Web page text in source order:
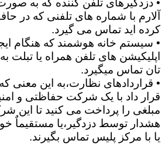
• دزدگیرهای تلفن کننده که به
آلارم با شماره های تلفنی که در
کرده اید تماس می گیرد.
• سیستم خانه هوشمند که هنگام
اپلیکیشن های تلفن همراه یا تبلت
تان تماس میگیرد.
• قراردادهای نظارت،به این
قرار داد با یک شرکت حفاظتی و
مبلغی را پرداخت می کنید تا این
هشدار توسط دزدگیر،یا مستقیماٌ
یا با مرکز پلیس تماس بگیرند.